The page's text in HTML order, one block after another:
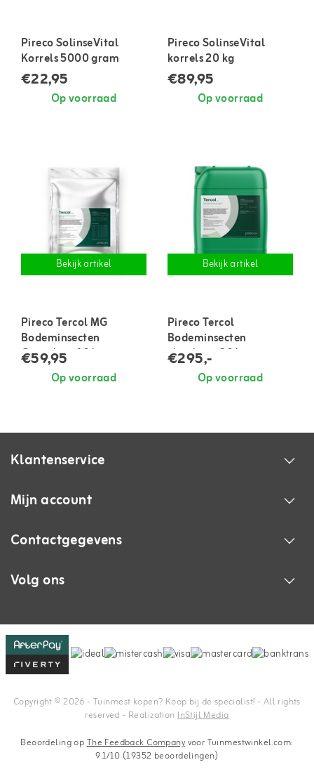
Pireco SolinseVital
Korrels 5000 gram
€22,95
Op voorraad
Pireco SolinseVital
korrels 20 kg
€89,95
Op voorraad
Bekijk artikel
Pireco Tercol MG
Bodeminsecten
Granulaat 10 kg
€59,95
Op voorraad
Bekijk artikel
Pireco Tercol
Bodeminsecten
vloeibaar 20 liter
€295,-
Op voorraad
Klantenservice
Mijn account
Contactgegevens
Volg ons
Copyright © 2026 - Tuinmest kopen? Koop bij de specialist! - All rights
reserved - RealizationInStijl Media
Beoordeling opThe Feedback Companyvoor Tuinmestwinkel.com:
9.1/10 (19352 beoordelingen)